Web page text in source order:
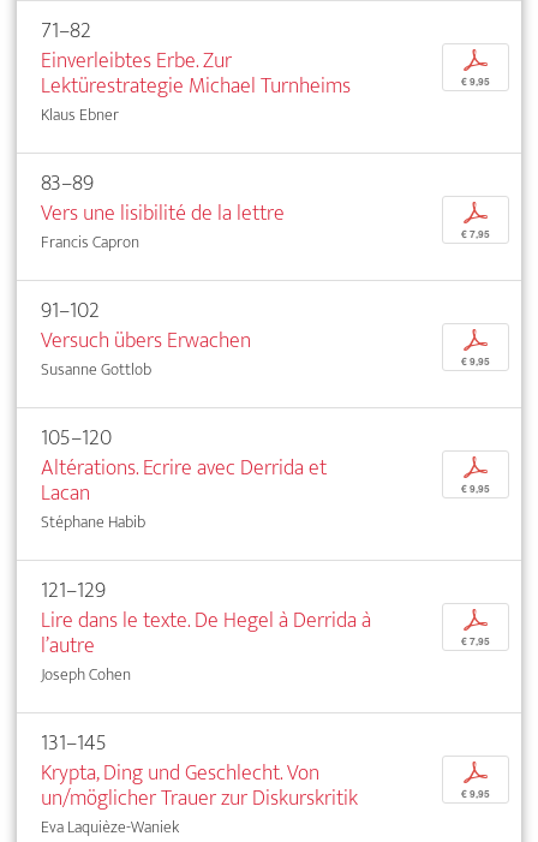
71–82
Einverleibtes Erbe. Zur
Lektürestrategie Michael Turnheims
Klaus Ebner
p
€ 9,95
83–89
Vers une lisibilité de la lettre
Francis Capron
p
€ 7,95
91–102
Versuch übers Erwachen
Susanne Gottlob
p
€ 9,95
105–120
Altérations. Ecrire avec Derrida et
Lacan
Stéphane Habib
p
€ 9,95
121–129
Lire dans le texte. De Hegel à Derrida à
l’autre
Joseph Cohen
p
€ 7,95
131–145
Krypta, Ding und Geschlecht. Von
un/möglicher Trauer zur Diskurskritik
Eva Laquièze-Waniek
p
€ 9,95